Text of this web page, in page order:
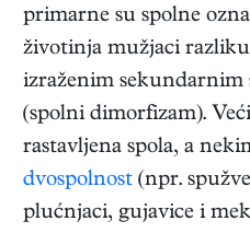
primarne su spolne
životinja mužjaci
izraženim sekundarnim
(spolni dimorfizam).
rastavljena spola, a
dvospolnost (npr.
plućnjaci, gujavice i